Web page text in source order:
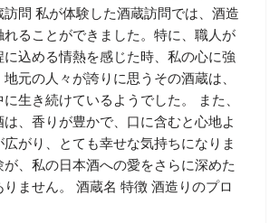
訪問 私が体験した酒蔵訪問では、酒造
れることができました。特に、職人が
込める情熱を感じた時、私の心に強
地元の人々が誇りに思うその酒蔵は、
生き続けているようでした。 また、
、香りが豊かで、口に含むと心地よ
がり、とても幸せな気持ちになりま
が、私の日本酒への愛をさらに深めた
りません。 酒蔵名 特徴 酒造りのプロ